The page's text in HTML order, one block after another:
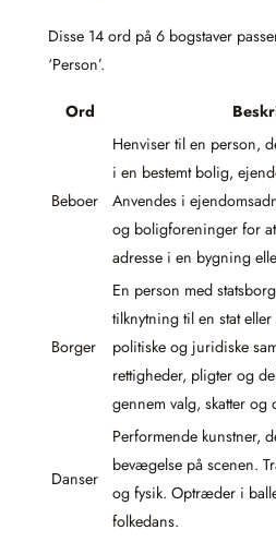
Disse 14 ord på 6 bogstaver
‘Person’.
Ord
Beboer
Henviser til en person,
i en bestemt bolig,
Anvendes i
og boligforeninger for
adresse i en bygning
Borger
En person med
tilknytning til en stat
politiske og juridiske
rettigheder, pligter og
gennem valg, skatter
Danser
Performende kunstner,
bevægelse på scenen.
og fysik. Optræder i
folkedans.